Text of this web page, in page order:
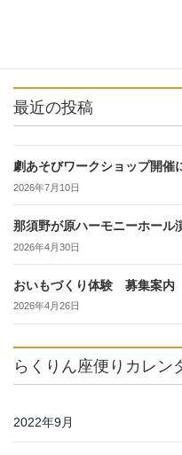
最近の投稿
劇あそびワークショップ開催
2026年7月10日
那須野が原ハーモニーホール
2026年4月30日
おいもづくり体験 募集案内
2026年4月26日
らくりん座便りカレン
2022年9月